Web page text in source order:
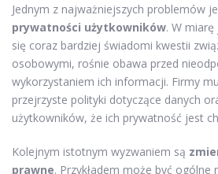
Jednym z najważniejszych problemów
prywatności użytkowników. W
się coraz bardziej świadomi kwestii
osobowymi, rośnie obawa przed
wykorzystaniem ich informacji. Firmy
przejrzyste polityki dotyczące danych
użytkowników, że ich prywatność jest
Kolejnym istotnym wyzwaniem są
prawne. Przykładem może być ogólne